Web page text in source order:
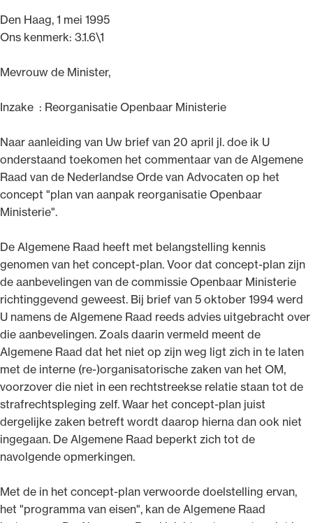
Den Haag, 1 mei 1995
Ons kenmerk: 3.1.6\1
Mevrouw de Minister,
Inzake : Reorganisatie Openbaar Ministerie
Naar aanleiding van Uw brief van 20 april jl. doe ik U
onderstaand toekomen het commentaar van de Algemene
Raad van de Nederlandse Orde van Advocaten op het
concept "plan van aanpak reorganisatie Openbaar
Ministerie".
De Algemene Raad heeft met belangstelling kennis
genomen van het concept-plan. Voor dat concept-plan zijn
de aanbevelingen van de commissie Openbaar Ministerie
richtinggevend geweest. Bij brief van 5 oktober 1994 werd
U namens de Algemene Raad reeds advies uitgebracht over
die aanbevelingen. Zoals daarin vermeld meent de
Algemene Raad dat het niet op zijn weg ligt zich in te laten
met de interne (re-)organisatorische zaken van het OM,
voorzover die niet in een rechtstreekse relatie staan tot de
strafrechtspleging zelf. Waar het concept-plan juist
dergelijke zaken betreft wordt daarop hierna dan ook niet
ingegaan. De Algemene Raad beperkt zich tot de
navolgende opmerkingen.
Met de in het concept-plan verwoorde doelstelling ervan,
het "programma van eisen", kan de Algemene Raad